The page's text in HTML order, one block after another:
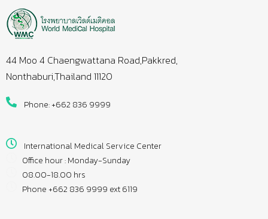
44 Moo 4 Chaengwattana Road,Pakkred,
Nonthaburi,Thailand 11120
Phone: +662 836 9999
International Medical Service Center
Office hour : Monday-Sunday
08.00-18.00 hrs
Phone +662 836 9999 ext 6119